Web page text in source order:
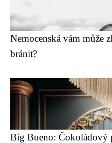
Nemocenská vám může
bránit?
Big Bueno: Čokoládový